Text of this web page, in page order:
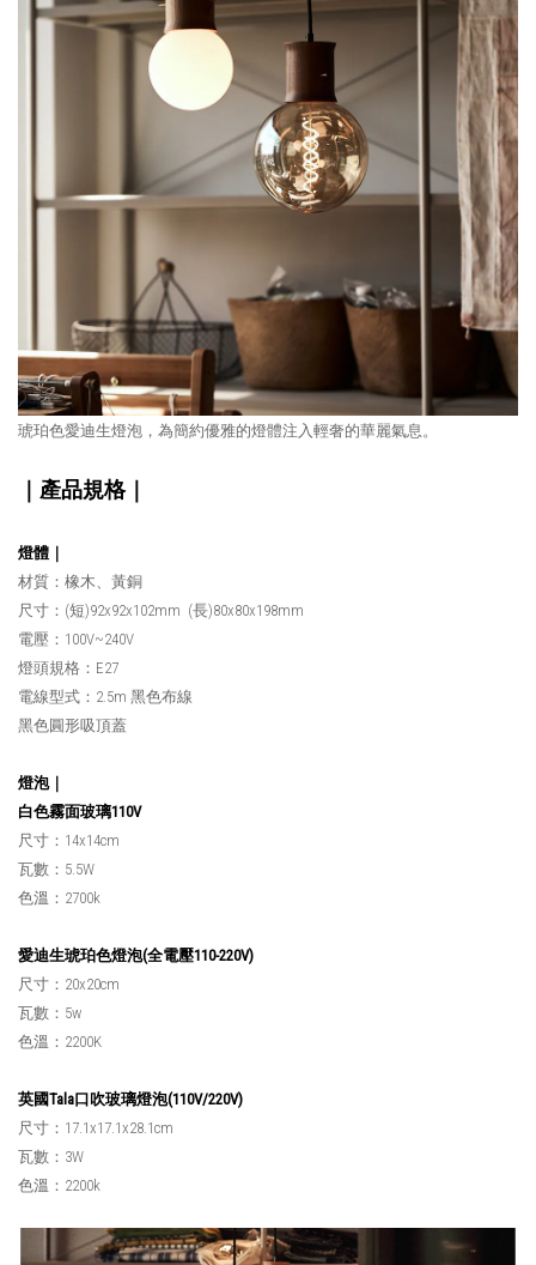
琥珀色愛迪生燈泡，為簡約優雅的燈體注入輕奢的華麗氣息。
｜產品規格｜
燈體｜
材質：橡木、黃銅
尺寸：(短)92x92x102mm (長)80x80x198mm
電壓：100V~240V
燈頭規格：E27
電線型式：2.5m 黑色布線
黑色圓形吸頂蓋
燈泡｜
白色霧面玻璃110V
尺寸：14x14cm
瓦數：5.5W
色溫：2700k
愛迪生琥珀色燈泡(全電壓110-220V)
尺寸：20x20cm
瓦數：5w
色溫：2200K
英國Tala口吹玻璃燈泡(110V/220V)
尺寸：17.1x17.1x28.1cm
瓦數：3W
色溫：2200k